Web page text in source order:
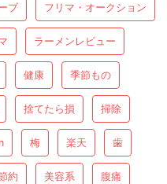
ブ フリマ・オークション
ラーメンレビュー
健康 季節もの
捨てたら損 掃除
梅 楽天 歯
約 美容系 腹痛